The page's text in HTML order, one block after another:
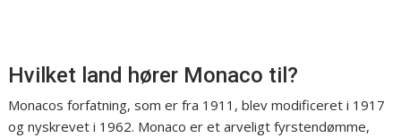
Hvilket land hører Monaco til?
Monacos forfatning, som er fra 1911, blev modificeret i 1917
og nyskrevet i 1962. Monaco er et arveligt fyrstendømme,